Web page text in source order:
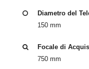
Diametro del
150 mm
Focale di
750 mm